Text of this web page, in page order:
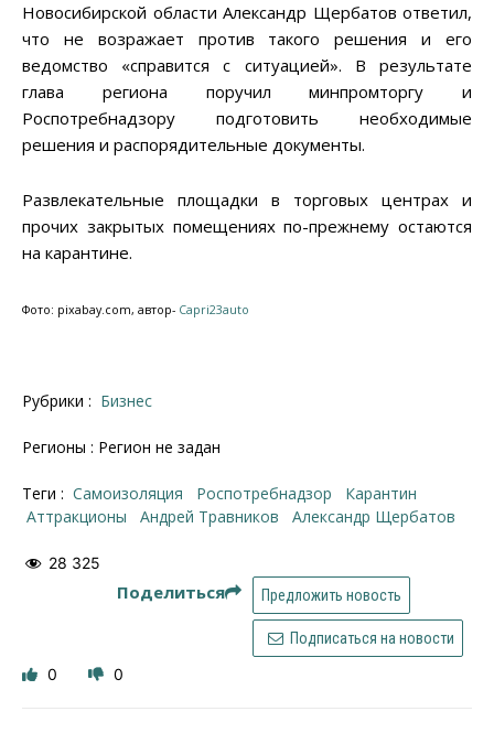
Новосибирской области Александр Щербатов ответил,
что не возражает против такого решения и его
ведомство «справится с ситуацией». В результате
глава региона поручил минпромторгу и
Роспотребнадзору подготовить необходимые
решения и распорядительные документы.
Развлекательные площадки в торговых центрах и
прочих закрытых помещениях по-прежнему остаются
на карантине.
Фото: pixabay.com, автор- Capri23auto
Рубрики : Бизнес
Регионы : Регион не задан
Теги : самоизоляция Роспотребнадзор
карантин
аттракционы
Андрей Травников Александр Щербатов
28 325
Поделиться Предложить новость
Подписаться на новости
0 0